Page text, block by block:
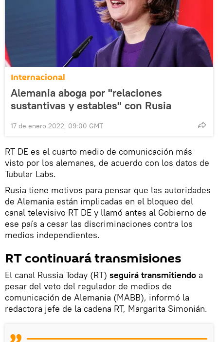
Internacional
Alemania aboga por "relaciones
sustantivas y estables" con Rusia
17 de enero 2022, 09:00 GMT
RT DE es el cuarto medio de comunicación más
visto por los alemanes, de acuerdo con los datos de
Tubular Labs.
Rusia tiene motivos para pensar que las autoridades
de Alemania están implicadas en el bloqueo del
canal televisivo RT DE y llamó antes al Gobierno de
ese país a cesar las discriminaciones contra los
medios independientes.
RT continuará transmisiones
El canal Russia Today (RT) seguirá transmitiendo a
pesar del veto del regulador de medios de
comunicación de Alemania (MABB), informó la
redactora jefe de la cadena RT, Margarita Simonián.